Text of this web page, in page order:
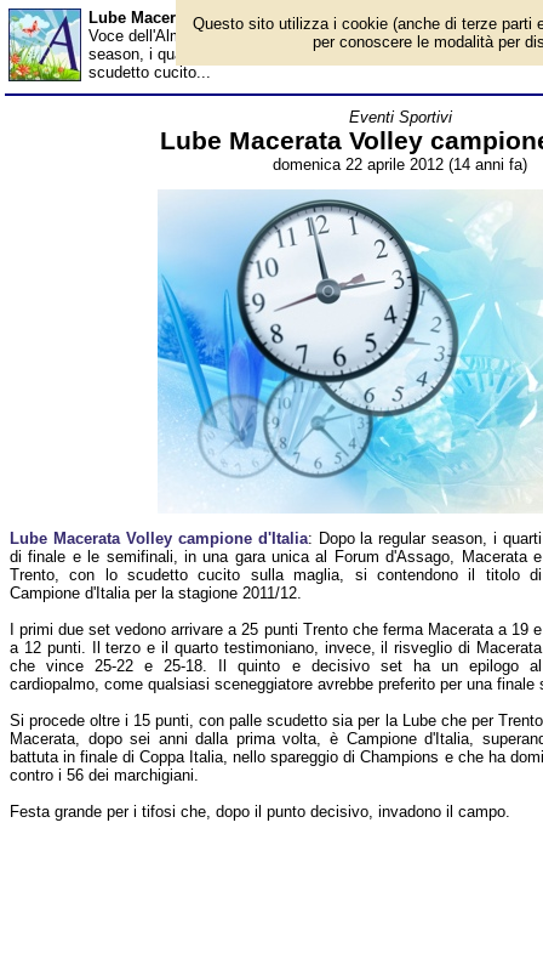
Lube Macerata Volley campione d'Italia - Almanacco
Voce dell'Almanacco del 22 aprile, per la rubrica 'Eventi
season, i quarti di finale e le semifinali, in una gara unica al
scudetto cucito...
Eventi Sportivi
Lube Macerata Volley
domenica 22 aprile 2012 (14 anni fa)
Lube Macerata Volley campione d'Italia: Dopo la regular season, i quarti
di finale e le semifinali, in una gara unica al Forum d'Assago, Macerata e
Trento, con lo scudetto cucito sulla maglia, si contendono il titolo di
Campione d'Italia per la stagione 2011/12.
I primi due set vedono arrivare a 25 punti Trento che ferma Macerata a 19 e
a 12 punti. Il terzo e il quarto testimoniano, invece, il risveglio di Macerata
che vince 25-22 e 25-18. Il quinto e decisivo set ha un epilogo al
cardiopalmo, come qualsiasi sceneggiatore avrebbe preferito per una finale
Si procede oltre i 15 punti, con palle scudetto sia per la Lube che per
Macerata, dopo sei anni dalla prima volta, è Campione d'Italia,
battuta in finale di Coppa Italia, nello spareggio di Champions e che ha
contro i 56 dei marchigiani.
Festa grande per i tifosi che, dopo il punto decisivo, invadono il campo.
Questo sito utilizza i cookie (anche di terze parti
per conoscere le modalità per